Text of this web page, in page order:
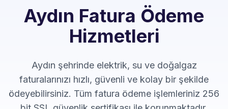
Aydın Fatura Ödeme
Hizmetleri
Aydın şehrinde elektrik, su ve doğalgaz
faturalarınızı hızlı, güvenli ve kolay bir şekilde
ödeyebilirsiniz. Tüm fatura ödeme işlemleriniz 256